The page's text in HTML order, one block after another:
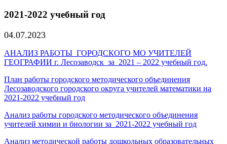
2021-2022 учебный год
04.07.2023
АНАЛИЗ РАБОТЫ ГОРОДСКОГО МО УЧИТЕЛЕЙ
ГЕОГРАФИИ г. Лесозаводск за 2021 – 2022 учебный год.
План работы городского методического объединения
Лесозаводского городского округа учителей математики на
2021-2022 учебный год
Анализ работы городского методического объединения
учителей химии и биологии за 2021-2022 учебный год
Анализ методической работы дошкольных образовательных